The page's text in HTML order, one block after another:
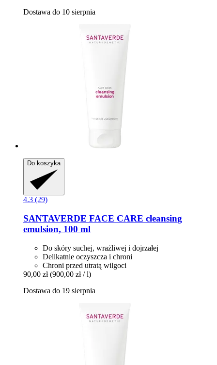
Dostawa do 10 sierpnia
Do koszyka
4.3 (29)
SANTAVERDE FACE CARE cleansing
emulsion, 100 ml
Do skóry suchej, wrażliwej i dojrzałej
Delikatnie oczyszcza i chroni
Chroni przed utratą wilgoci
90,00 zł (900,00 zł / l)
Dostawa do 19 sierpnia